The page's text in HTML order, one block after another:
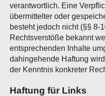
verantwortlich. Eine
übermittelter oder
besteht jedoch nicht (§§ 8-
Rechtsverstöße bekannt
entsprechenden Inhalte
dahingehende Haftung
der Kenntnis konkreter
Haftung für Links